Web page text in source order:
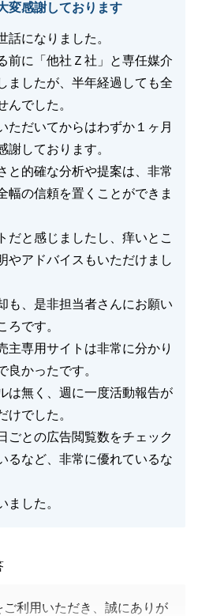
変感謝しております
話になりました。
前に「他社Ｚ社」と専任媒介
ましたが、半年経過しても全
んでした。
ただいてからはわずか１ヶ月
謝しております。
と的確な分析や提案は、非常
幅の信頼を置くことができま
だと感じましたし、痒いとこ
やアドバイスもいただけまし
も、是非担当者さんにお願い
ろです。
主専用サイトは非常に分かり
良かったです。
は無く、週に一度活動報告が
けでした。
ごとの広告閲覧数をチェック
るなど、非常に優れているな
ました。
利用いただき、誠にありが